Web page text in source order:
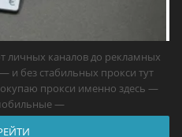
личных каналов до рекламных
и без стабильных прокси тут
прокси именно здесь —
—